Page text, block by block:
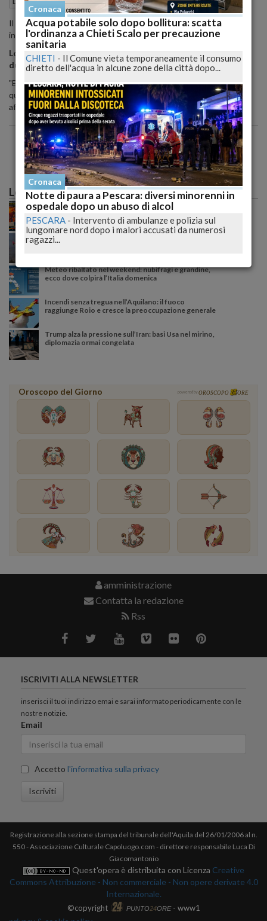
Lavoro
Il periodo di dilazione per la restituzione delle 14esime mensilita'
indebitamente erogate dall'Inps "sale da 24 mesi a 36 mesi".
Lo ha detto il ministro delle Politiche sociali, Elsa Fornero,
durante un'audizione al Senato.
"E' una piccola ma credo buona notizia per molte persone per cui
questa differenza di 12 mesi rappresenta qualcosa", ha poi
affermato conversando con i cronisti.
Le più lette
Caldo record sull'Italia: il peggio deve ancora
arrivare, poi una possibile svolta meteo
Incendio tra Lucoli e Roio, massima allerta: continua
il monitoraggio senza sosta delle autorità
Meteo ribaltato nel weekend: nubifragi e grandine,
ecco dove colpirà l’Italia domenica
Incendi senza tregua nell’Aquilano: il fuoco
raggiunge Roio e cresce la preoccupazione generale
Trump alza la pressione sull’Iran: basi Usa nel mirino,
diplomazia ormai congelata
Oroscopo del Giorno powered by OROSCOPO ORE
amministrazione
Contatta la redazione
Rss
ISCRIVITI ALLA NEWSLETTER
inserisci il tuoi indirizzo emai e sarai informato periodicamente con le
nostre notizie.
Email
Accetto l'informativa sulla privacy
Iscriviti
Registrazione alla sezione stampa del tribunale dell'Aquila del 26/01/2006 al n.
550 - Associazione Culturale Capoluogo.com - direttore responsabile Luca Di
Giacomantonio
Quest'opera è distribuita con Licenza Creative
Commons Attribuzione - Non commerciale - Non opere derivate 4.0
Internazionale.
©copyright PUNTO24ORE- www1
Cronaca
Acqua potabile solo dopo bollitura: scatta
l'ordinanza a Chieti Scalo per precauzione
sanitaria
CHIETI - Il Comune vieta temporaneamente il consumo
diretto dell'acqua in alcune zone della città dopo...
Cronaca
Notte di paura a Pescara: diversi minorenni in
ospedale dopo un abuso di alcol
PESCARA - Intervento di ambulanze e polizia sul
lungomare nord dopo i malori accusati da numerosi
ragazzi...